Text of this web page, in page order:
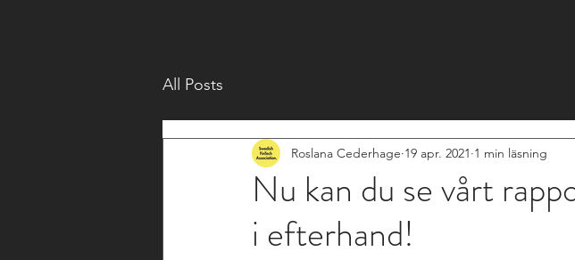
All Posts
Nu kan du se vårt
i efterhand!
Roslana Cederhage 19 apr. 2021 1 min läsning